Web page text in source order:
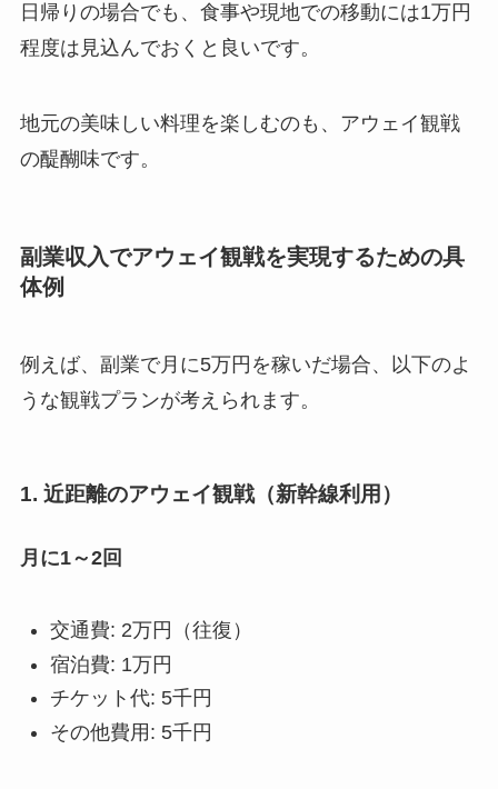
日帰りの場合でも、食事や現地での移動には1万円
程度は見込んでおくと良いです。
地元の美味しい料理を楽しむのも、アウェイ観戦
の醍醐味です。
副業収入でアウェイ観戦を実現するための具
体例
例えば、副業で月に5万円を稼いだ場合、以下のよ
うな観戦プランが考えられます。
1. 近距離のアウェイ観戦（新幹線利用）
月に1～2回
交通費: 2万円（往復）
宿泊費: 1万円
チケット代: 5千円
その他費用: 5千円